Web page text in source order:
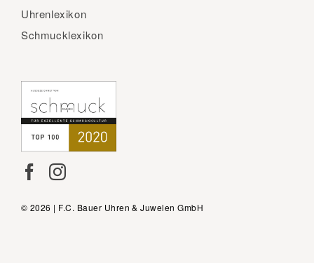
Uhrenlexikon
Schmucklexikon
© 2026 | F.C. Bauer Uhren & Juwelen GmbH